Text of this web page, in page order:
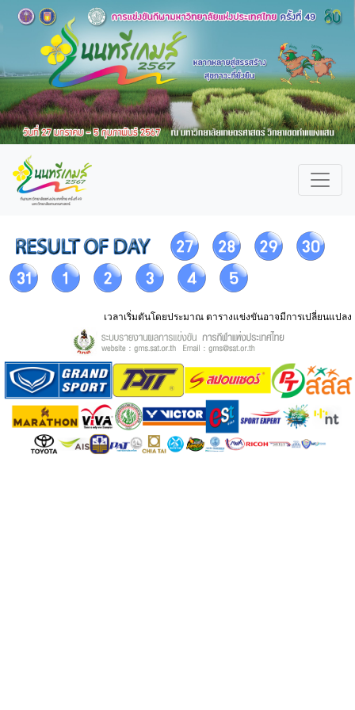
เวลาเริ่มตันโดยประมาณ ตารางแข่งขันอาจมีการเปลี่ยนแปลง